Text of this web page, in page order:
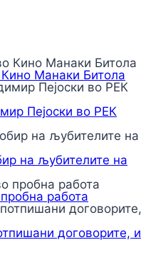
Кино Манаки Битола
Пејоски во РЕК
на љубителите на
работа
договорите, и